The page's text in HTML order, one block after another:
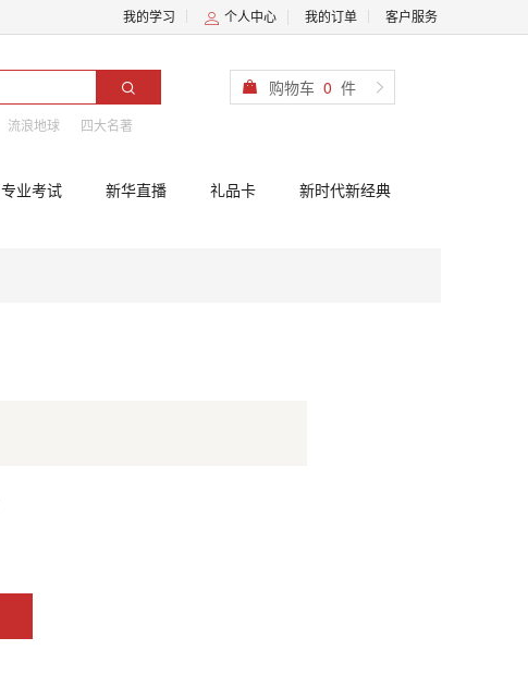
我的学习 个人中心 我的订单 客户服务
流浪地球 四大名著
购物车 0 件
专业考试 新华直播 礼品卡 新时代新经典